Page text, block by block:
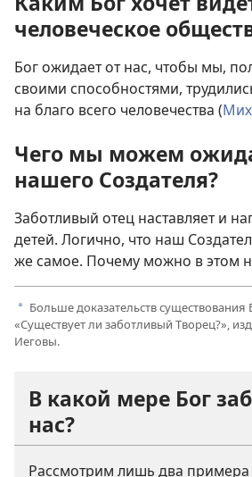
человеческое
Бог ожидает от нас, чтобы мы,
своими способностями,
на благо всего человечества (
Чего мы можем
нашего Создателя?
Заботливый отец наставляет и
детей. Логично, что наш
же самое. Почему можно в этом
a Больше доказательств существования
«Существует ли заботливый Творец?»,
Иеговы.
В какой мере Бог
нас?
Рассмотрим лишь два примера